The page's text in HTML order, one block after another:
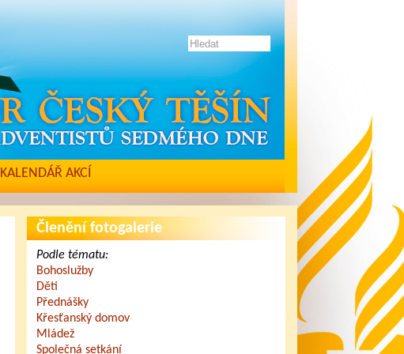
KALENDÁŘ AKCÍ
Členění fotogalerie
Podle tématu:
Bohoslužby
Děti
Přednášky
Křesťanský domov
Mládež
Společná setkání